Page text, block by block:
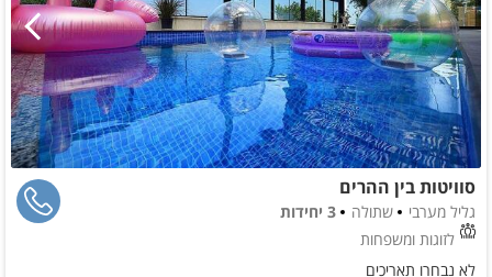
סוויטות בין ההרים
גליל מערבי שתולה
3 יחידות
לזוגות ומשפחות
לא נבחרו תאריכים